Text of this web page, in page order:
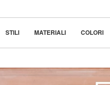
STILI MATERIALI COLORI